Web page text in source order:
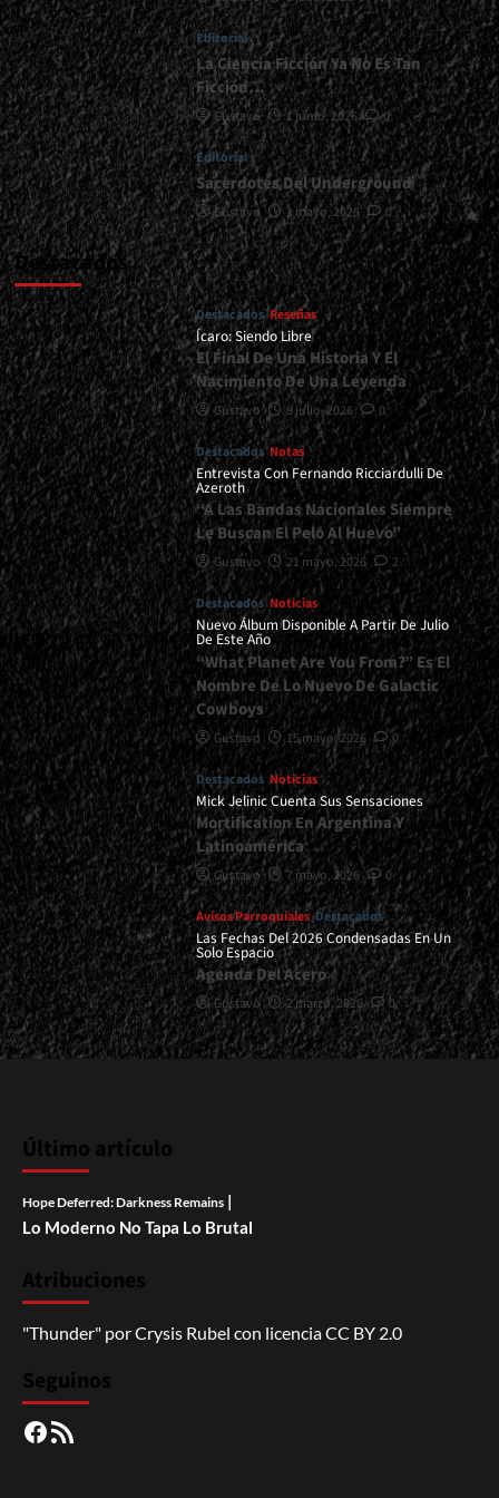
</span>
</small>
<div>Metal
Extremo
Desde
El
Fin
Del
Mundo</div>
Editorial
La Ciencia Ficción Ya No Es Tan
Ficción…
Gustavo 1 junio, 2026 0
Editorial
Sacerdotes Del Underground
Gustavo 1 mayo, 2026 0
Destacados
Destacados Reseñas
Ícaro: Siendo Libre
El Final De Una Historia Y El
Nacimiento De Una Leyenda
Gustavo 8 julio, 2026 0
Destacados Notas
Entrevista Con Fernando Ricciardulli De
Azeroth
“A Las Bandas Nacionales Siempre
Le Buscan El Pelo Al Huevo”
Gustavo 21 mayo, 2026 2
Destacados Noticias
Nuevo Álbum Disponible A Partir De Julio
De Este Año
“What Planet Are You From?” Es El
Nombre De Lo Nuevo De Galactic
Cowboys
Gustavo 15 mayo, 2026 0
Destacados Noticias
Mick Jelinic Cuenta Sus Sensaciones
Mortification En Argentina Y
Latinoamérica
Gustavo 7 mayo, 2026 0
Avisos Parroquiales Destacados
Las Fechas Del 2026 Condensadas En Un
Solo Espacio
Agenda Del Acero
Gustavo 2 marzo, 2026 0
Último artículo
Hope Deferred: Darkness Remains |
Lo Moderno No Tapa Lo Brutal
Atribuciones
"Thunder" porCrysis Rubel con licenciaCC BY 2.0
Seguinos
Facebook
RSS